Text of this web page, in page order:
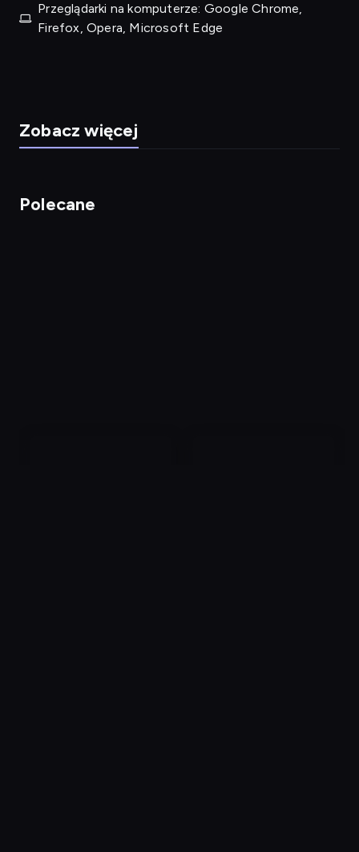
Przeglądarki na komputerze: Google Chrome,
Firefox, Opera, Microsoft Edge
Zobacz więcej
Polecane